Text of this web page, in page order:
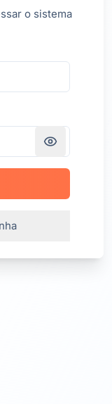
o sistema